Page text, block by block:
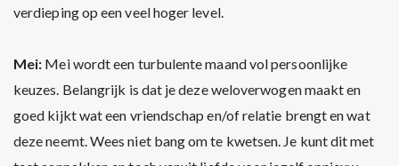
verdieping op een veel hoger level.
Mei: Mei wordt een turbulente maand vol persoonlijke
keuzes. Belangrijk is dat je deze weloverwogen maakt en
goed kijkt wat een vriendschap en/of relatie brengt en wat
deze neemt. Wees niet bang om te kwetsen. Je kunt dit met